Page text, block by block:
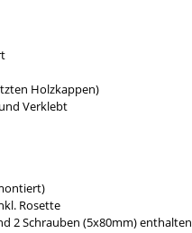
Holzkappen)
Verklebt
Rosette
2 Schrauben (5x80mm) enthalten